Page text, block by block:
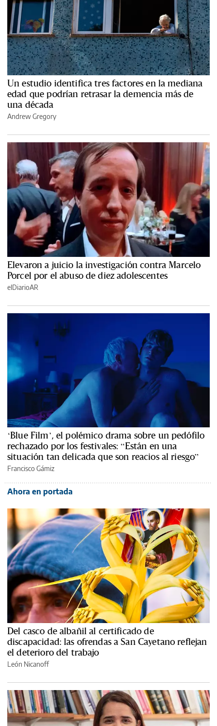
Un estudio identifica tres factores en la mediana
edad que podrían retrasar la demencia más de
una década
Andrew Gregory
Elevaron a juicio la investigación contra Marcelo
Porcel por el abuso de diez adolescentes
elDiarioAR
‘Blue Film’, el polémico drama sobre un pedófilo
rechazado por los festivales: “Están en una
situación tan delicada que son reacios al riesgo”
Francisco Gámiz
Ahora en portada
Del casco de albañil al certificado de
discapacidad: las ofrendas a San Cayetano reflejan
el deterioro del trabajo
León Nicanoff